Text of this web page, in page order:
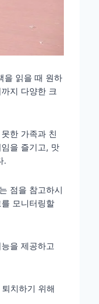
을 읽을 때 원하
지 다양한 크
한 가족과 친
을 즐기고, 맛
.
점을 참고하시
모니터링할
을 제공하고
치하기 위해